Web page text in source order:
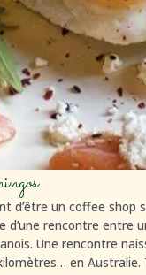
d’être un coffee shop
d’une rencontre entre
Une rencontre
en Australie.